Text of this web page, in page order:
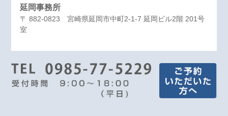
延岡事務所
〒 882-0823 宮崎県延岡市中町2-1-7 延岡ビル2階 201号
室